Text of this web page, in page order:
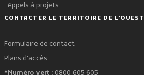
Appels à projets
CONTACTER LE TERRITOIRE DE L'OUEST
Formulaire de contact
Plans d'accès
*Numéro vert : 0800 605 605